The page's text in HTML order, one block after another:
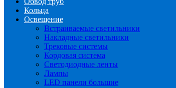
Кольца
Освещение
Встраиваемые светильники
Накладные светильники
Трековые системы
Кордовая система
Светодиодные ленты
Лампы
LED панели большие